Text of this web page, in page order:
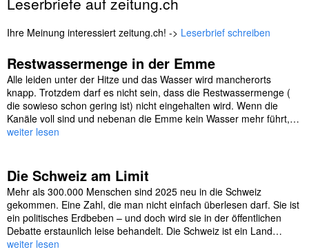
Ihre Meinung interessiert zeitung.ch! -> Leserbrief schreiben
Restwassermenge in der Emme
Alle leiden unter der Hitze und das Wasser wird mancherorts
knapp. Trotzdem darf es nicht sein, dass die Restwassermenge (
die sowieso schon gering ist) nicht eingehalten wird. Wenn die
Kanäle voll sind und nebenan die Emme kein Wasser mehr führt,…
weiter lesen
Die Schweiz am Limit
Mehr als 300.000 Menschen sind 2025 neu in die Schweiz
gekommen. Eine Zahl, die man nicht einfach überlesen darf. Sie ist
ein politisches Erdbeben – und doch wird sie in der öffentlichen
Debatte erstaunlich leise behandelt. Die Schweiz ist ein Land…
weiter lesen